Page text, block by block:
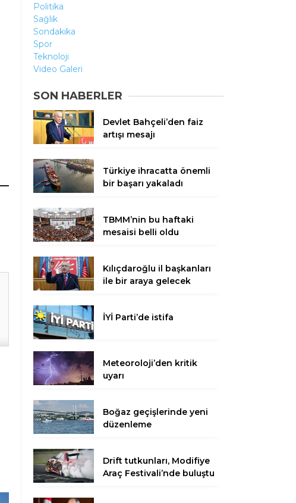
Politika
Sağlık
Sondakika
Spor
Teknoloji
Video Galeri
SON HABERLER
Devlet Bahçeli’den faiz
artışı mesajı
Türkiye ihracatta önemli
bir başarı yakaladı
TBMM’nin bu haftaki
mesaisi belli oldu
Kılıçdaroğlu il başkanları
ile bir araya gelecek
İYİ Parti’de istifa
Meteoroloji’den kritik
uyarı
Boğaz geçişlerinde yeni
düzenleme
Drift tutkunları, Modifiye
Araç Festivali’nde buluştu